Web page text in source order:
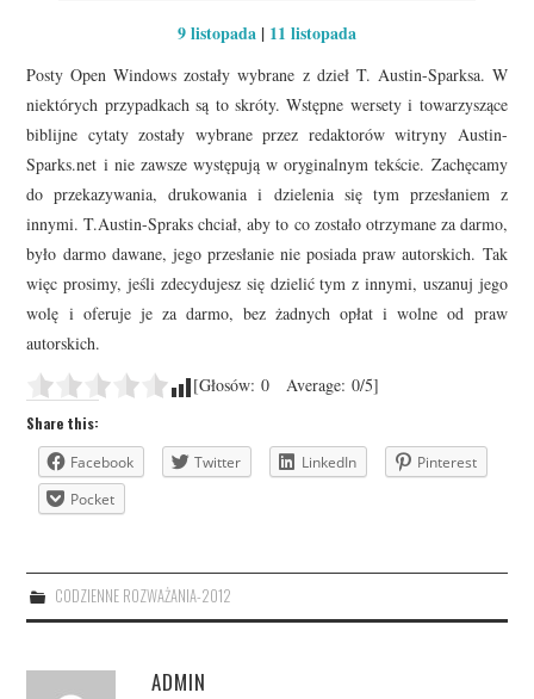
9 listopada | 11 listopada
Posty Open Windows zostały wybrane z dzieł T. Austin-Sparksa. W
niektórych przypadkach są to skróty. Wstępne wersety i towarzyszące
biblijne cytaty zostały wybrane przez redaktorów witryny Austin-
Sparks.net i nie zawsze występują w oryginalnym tekście. Zachęcamy
do przekazywania, drukowania i dzielenia się tym przesłaniem z
innymi. T.Austin-Spraks chciał, aby to co zostało otrzymane za darmo,
było darmo dawane, jego przesłanie nie posiada praw autorskich. Tak
więc prosimy, jeśli zdecydujesz się dzielić tym z innymi, uszanuj jego
wolę i oferuje je za darmo, bez żadnych opłat i wolne od praw
autorskich.
[Głosów:0 Average:0/5]
Share this:
Facebook
Twitter LinkedIn
Pinterest
Pocket
CODZIENNE ROZWAŻANIA-2012
ADMIN